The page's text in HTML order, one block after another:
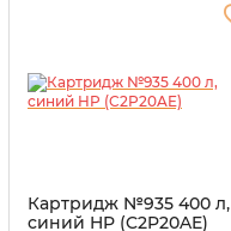
Картридж №935 400 л,
синий HP (C2P20AE)